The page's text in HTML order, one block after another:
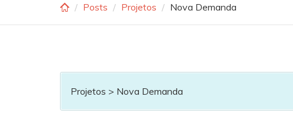
Posts Projetos Nova Demanda
Projetos > Nova Demanda